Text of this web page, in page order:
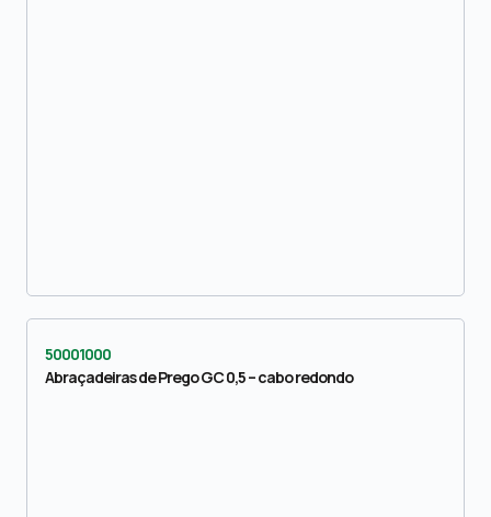
50001000
Abraçadeiras de Prego GC 0,5 – cabo redondo